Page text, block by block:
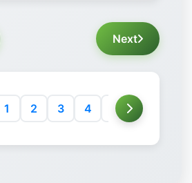
Next
1 2 3 4 5 6